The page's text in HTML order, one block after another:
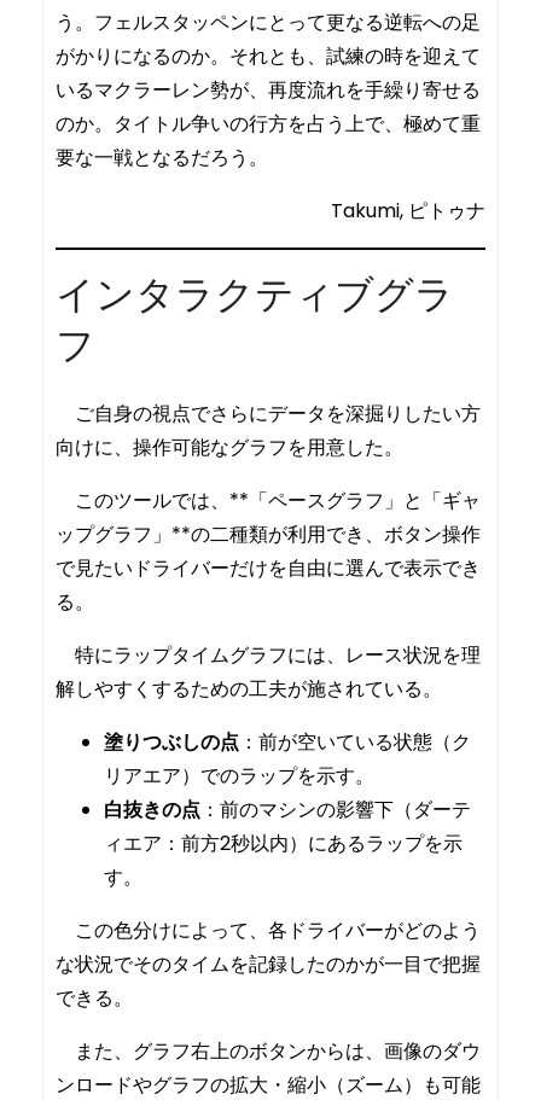
う。フェルスタッペンにとって更なる逆転への足
がかりになるのか。それとも、試練の時を迎えて
いるマクラーレン勢が、再度流れを手繰り寄せる
のか。タイトル争いの行方を占う上で、極めて重
要な一戦となるだろう。
Takumi, ピトゥナ
インタラクティブグラ
フ
ご自身の視点でさらにデータを深掘りしたい方
向けに、操作可能なグラフを用意した。
このツールでは、**「ペースグラフ」と「ギャ
ップグラフ」**の二種類が利用でき、ボタン操作
で見たいドライバーだけを自由に選んで表示でき
る。
特にラップタイムグラフには、レース状況を理
解しやすくするための工夫が施されている。
塗りつぶしの点 ：前が空いている状態（ク
リアエア）でのラップを示す。
白抜きの点 ：前のマシンの影響下（ダーテ
ィエア：前方2秒以内）にあるラップを示
す。
この色分けによって、各ドライバーがどのよう
な状況でそのタイムを記録したのかが一目で把握
できる。
また、グラフ右上のボタンからは、画像のダウ
ンロードやグラフの拡大・縮小（ズーム）も可能